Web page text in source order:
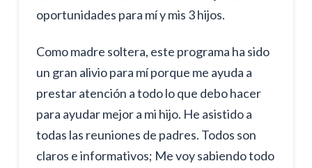
oportunidades para mí y mis 3 hijos.
Como madre soltera, este programa ha sido
un gran alivio para mí porque me ayuda a
prestar atención a todo lo que debo hacer
para ayudar mejor a mi hijo. He asistido a
todas las reuniones de padres. Todos son
claros e informativos; Me voy sabiendo todo